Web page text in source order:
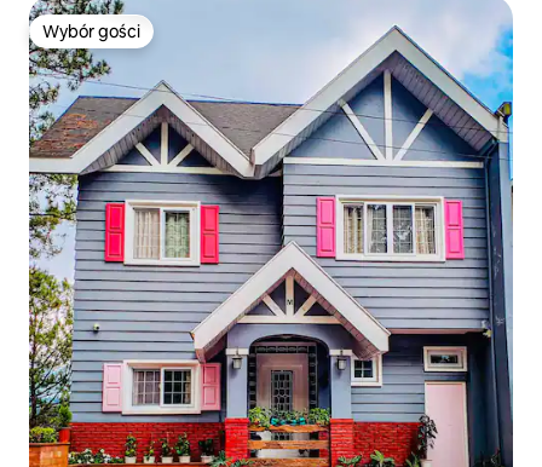
Wybór gości
Wybór gości